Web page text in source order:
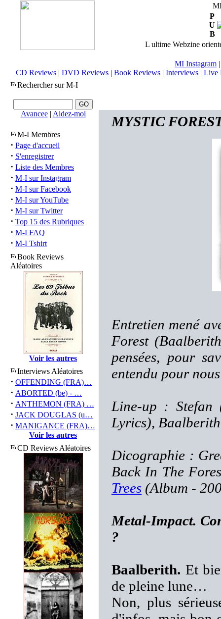
P
U
B
L ultime Webzine
MI Instagram
CD Reviews| DVD Reviews| Book Reviews| Interviews| Live
Rechercher sur M-I
Avancee| Aidez-moi
M-I Membres
· Page d'accueil
· S'enregistrer
· Liste des Membres
· M-I sur Instagram
· M-I sur Facebook
· M-I sur YouTube
· M-I sur Twitter
· Top 15 des Rubriques
· M-I FAQ
· M-I Tshirt
Book Reviews
Aléatoires
Voir les autres
Interviews Aléatoires
· OFFENDING (FRA)…
· ABORTED (be) - …
· ANTHEMON (FRA) …
· JACK DOUGLAS (u…
· MANIGANCE (FRA)…
Voir les autres
CD Reviews Aléatoires
MYSTIC
Entretien mené
Forest
pensées, pour
entendu pour
Line-up :
Lyrics),
Dicographie :
Back In The
Trees (Album -
Metal-Impact.
?
Baalberith. Et
de pleine lune…
Non, plus